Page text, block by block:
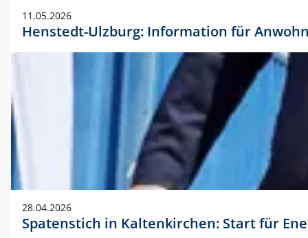
11.05.2026
Henstedt-Ulzburg: Information für
28.04.2026
Spatenstich in Kaltenkirchen: Start für